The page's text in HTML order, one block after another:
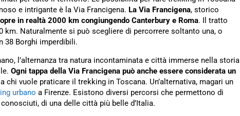
e intrigante è la Via Francigena. La Via Francigena, storico
in realtà 2000 km congiungendo Canterbury e Roma. Il tratto
Naturalmente si può scegliere di percorrere soltanto una, o
38 Borghi imperdibili.
l’alternanza tra natura incontaminata e città immerse nella storia
Ogni tappa della Via Francigena può anche essere considerata un
chi vuole praticare il trekking in Toscana. Un’alternativa, magari un
urbano a Firenze. Esistono diversi percorsi che permettono di
di una delle città più belle d’Italia.